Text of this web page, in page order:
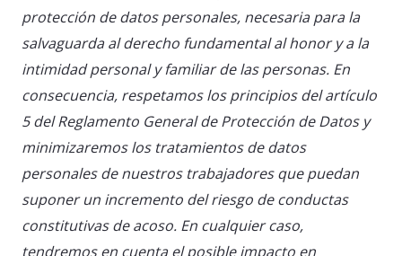
protección de datos personales, necesaria para la
salvaguarda al derecho fundamental al honor y a la
intimidad personal y familiar de las personas. En
consecuencia, respetamos los principios del artículo
5 del Reglamento General de Protección de Datos y
minimizaremos los tratamientos de datos
personales de nuestros trabajadores que puedan
suponer un incremento del riesgo de conductas
constitutivas de acoso. En cualquier caso,
tendremos en cuenta el posible impacto en